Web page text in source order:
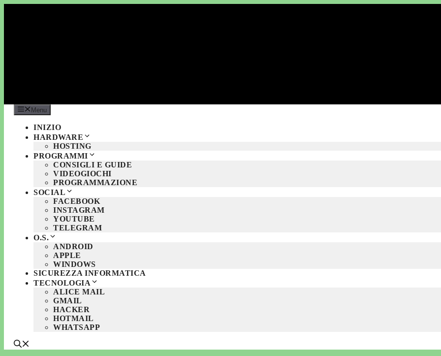
Menu
INIZIO
HARDWARE
HOSTING
PROGRAMMI
CONSIGLI E GUIDE
VIDEOGIOCHI
PROGRAMMAZIONE
SOCIAL
FACEBOOK
INSTAGRAM
YOUTUBE
TELEGRAM
O.S.
ANDROID
APPLE
WINDOWS
SICUREZZA INFORMATICA
TECNOLOGIA
ALICE MAIL
GMAIL
HACKER
HOTMAIL
WHATSAPP